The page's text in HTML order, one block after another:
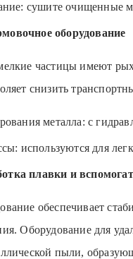
сушите очищенные
оборудование
частицы имеют
снизить
металла: с
используются для
плавки и
обеспечивает
Оборудование для
пыли,